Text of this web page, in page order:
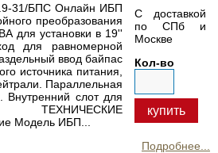
С доставкой
по СПб и
Москве
Кол-во
купить
31/БПС Онлайн ИБП
преобразования
для установки в 19''
для равномерной
ввод байпас
источника питания,
Параллельная
слот для
Модель ИБП...
Подробнее...